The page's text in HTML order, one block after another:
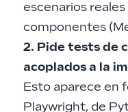
escenarios
componentes (
2. Pide tests de
acoplados a la
Esto aparece en
Playwright, de